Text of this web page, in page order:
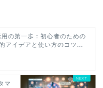
用の第一歩：初心者のための
アイデアと使い方のコツ...
マ